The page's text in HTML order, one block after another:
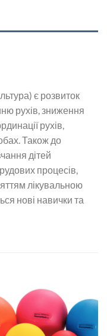
є розвиток
рухів, зниження
рухів,
Також до
дітей
процесів,
лікувальною
нові навички та